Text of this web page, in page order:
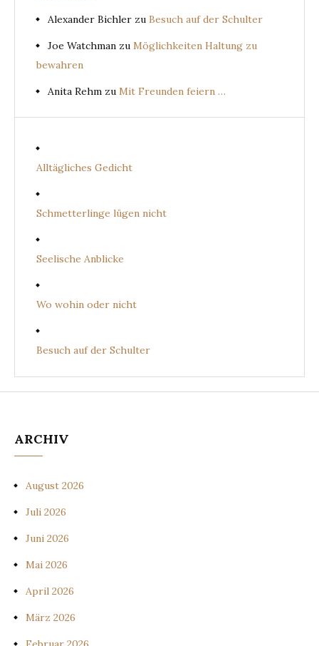
Alexander Bichler zu Besuch auf der Schulter
Joe Watchman zu Möglichkeiten Haltung zu
bewahren
Anita Rehm zu Mit Freunden feiern …
Alltägliches Gedicht
Schmetterlinge lügen nicht
Seelische Anblicke
Wo wohin oder nicht
Besuch auf der Schulter
ARCHIV
August 2026
Juli 2026
Juni 2026
Mai 2026
April 2026
März 2026